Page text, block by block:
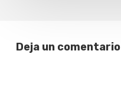
Deja un comentario